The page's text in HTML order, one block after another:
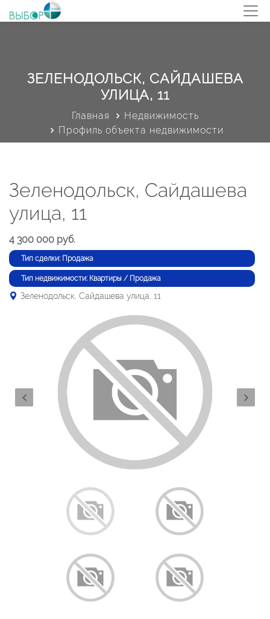
ЗЕЛЕНОДОЛЬСК, САЙДАШЕВА
УЛИЦА, 11
Главная
Недвижимость
Профиль объекта недвижимости
Зеленодольск, Сайдашева
улица, 11
4 300 000 руб.
Тип сделки: Продажа
Тип недвижимости: Квартиры / Продажа
Зеленодольск, Сайдашева улица, 11